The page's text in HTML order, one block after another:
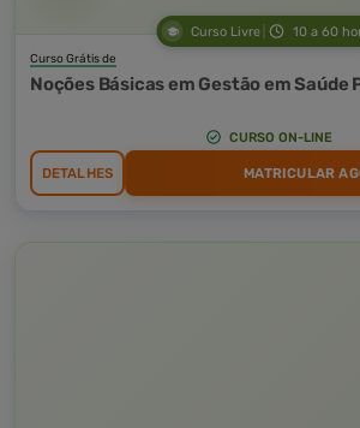
Curso Livre 10 a 60
Curso Grátis de
Noções Básicas em Gestão em Saúde
CURSO ON-LINE
DETALHES MATRICULAR